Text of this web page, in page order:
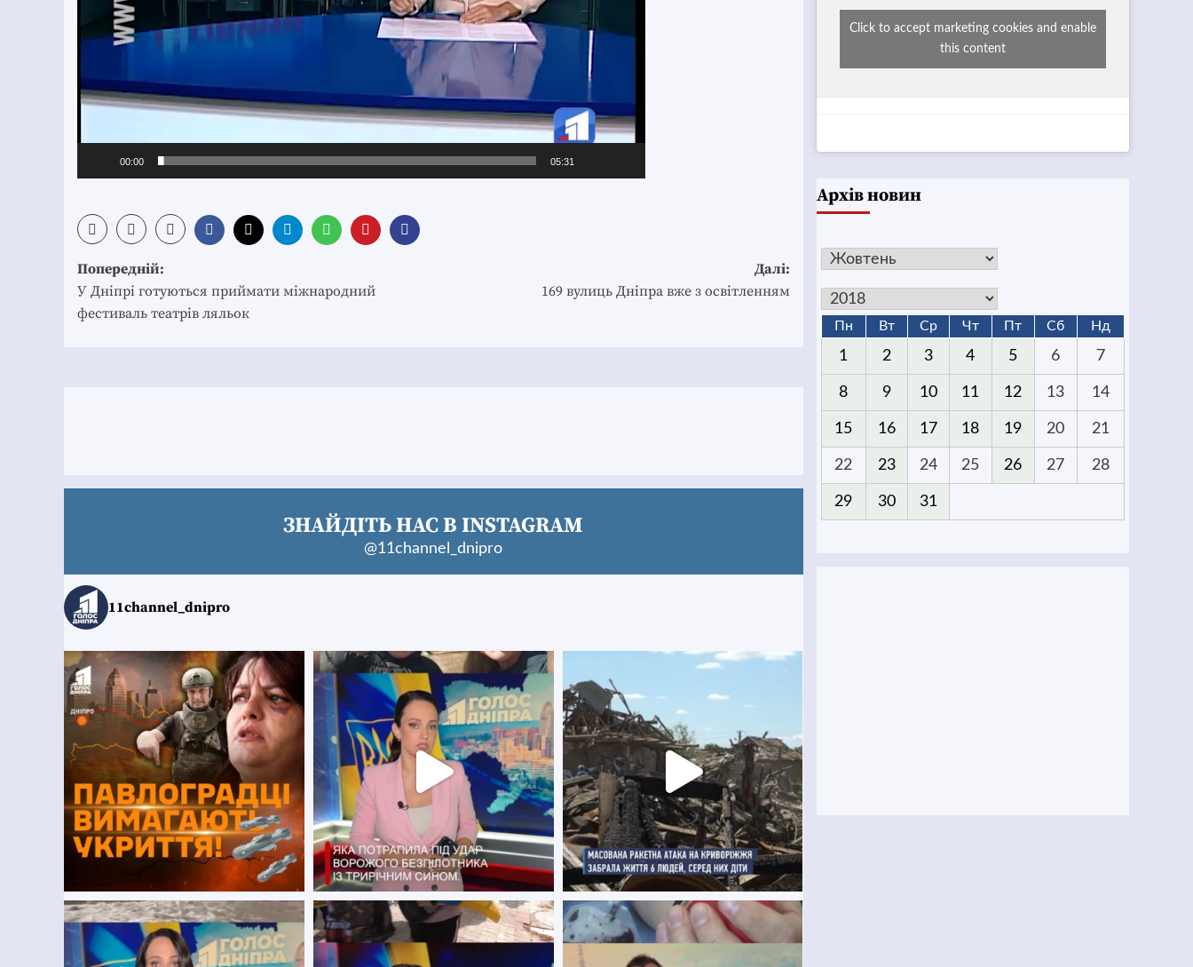
00:00 05:31
Post
navigation
Попередній:
У Дніпрі готуються приймати міжнародний
фестиваль театрів ляльок
Далі:
169 вулиць Дніпра вже з освітленням
ЗНАЙДІТЬ НАС В INSTAGRAM
@11channel_dnipro
11channel_dnipro
Click to accept marketing cookies and enable
this content
Архів новин
Пн Вт Ср Чт Пт Сб Нд
1 2 3 4 5 6 7
8 9 10 11 12 13 14
15 16 17 18 19 20 21
22 23 24 25 26 27 28
29 30 31